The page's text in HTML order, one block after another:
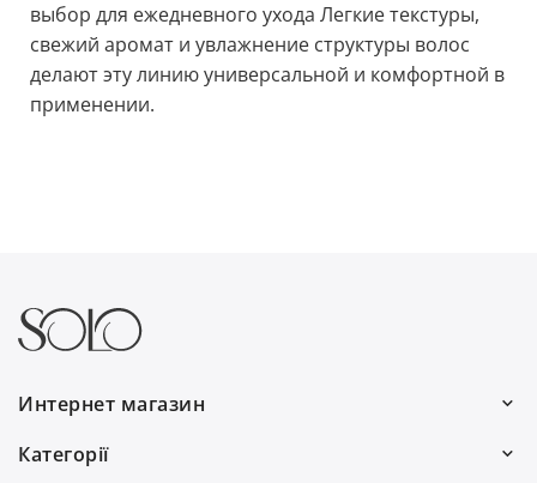
выбор для ежедневного ухода Легкие текстуры,
свежий аромат и увлажнение структуры волос
делают эту линию универсальной и комфортной в
применении.
Интернет магазин
с 9:00 до 19:00
Категорії